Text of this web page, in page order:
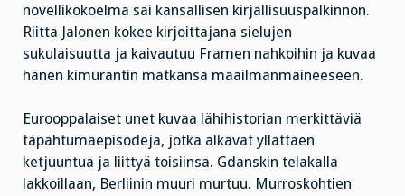
novellikokoelma sai kansallisen kirjallisuuspalkinnon.
Riitta Jalonen kokee kirjoittajana sielujen
sukulaisuutta ja kaivautuu Framen nahkoihin ja kuvaa
hänen kimurantin matkansa maailmanmaineeseen.
Eurooppalaiset unet kuvaa lähihistorian merkittäviä
tapahtumaepisodeja, jotka alkavat yllättäen
ketjuuntua ja liittyä toisiinsa. Gdanskin telakalla
lakkoillaan, Berliinin muuri murtuu. Murroskohtien